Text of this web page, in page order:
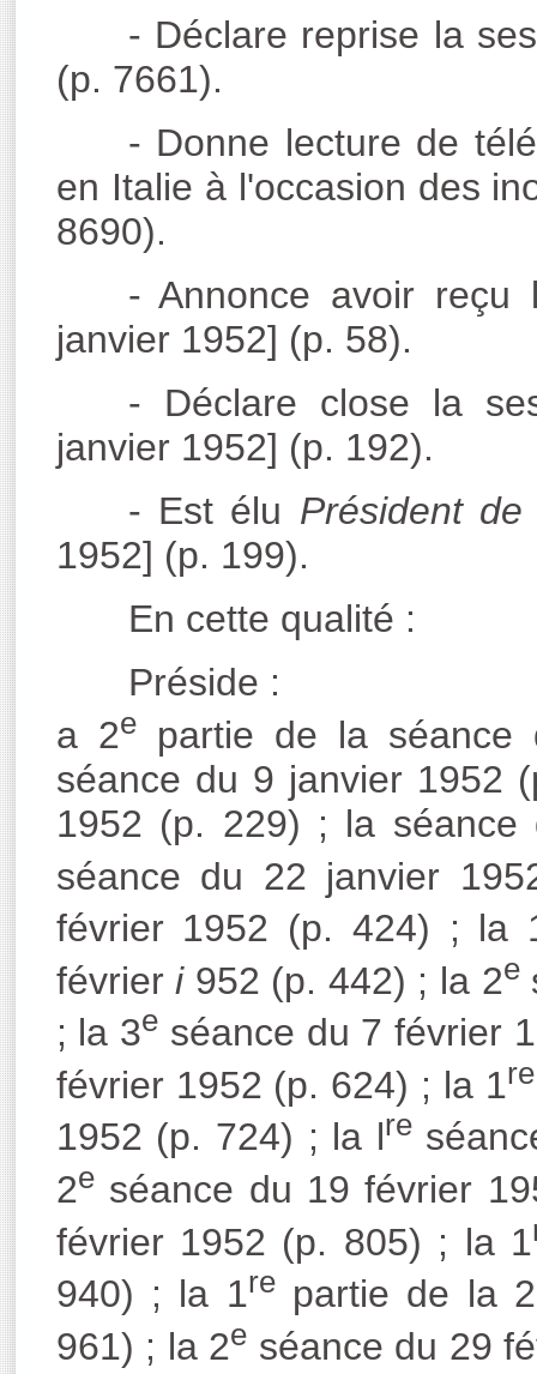
- Déclare reprise la
(p. 7661).
- Donne lecture de
en Italie à l'occasion des
8690).
- Annonce avoir
janvier 1952] (p. 58).
- Déclare close la
janvier 1952] (p. 192).
- Est élu Président de
1952] (p. 199).
En cette qualité :
Préside :
a 2epartie de la séance
séance du 9 janvier 1952
1952 (p. 229) ; la
séance du 22 janvier
février 1952 (p. 424) ; la
févrieri952 (p. 442) ; la 2e
; la 3e séance du 7 février
février 1952 (p. 624) ; la 1re
1952 (p. 724) ; la lre
2eséance du 19 février
février 1952 (p. 805) ; la 1
940) ; la 1repartie de la 2
961) ; la 2e séance du 29